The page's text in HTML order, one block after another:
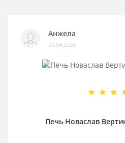
Анжела
20.04.2026
Печь Новаслав